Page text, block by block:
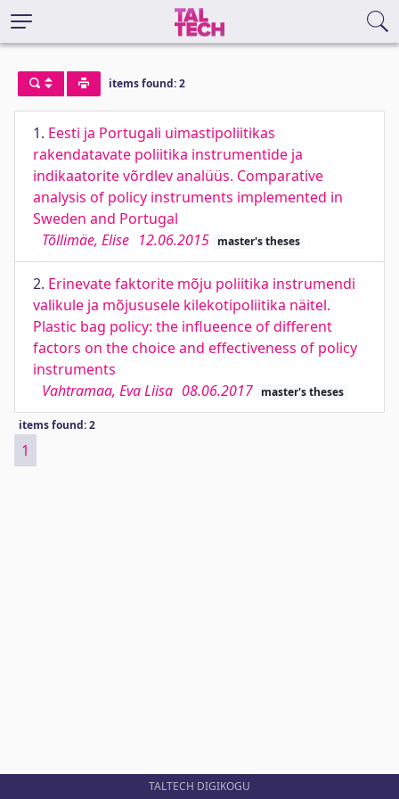
items found: 2
1. Eesti ja Portugali uimastipoliitikas
rakendatavate poliitika instrumentide ja
indikaatorite võrdlev analüüs. Comparative
analysis of policy instruments implemented in
Sweden and Portugal
Tõllimäe, Elise 12.06.2015 master's theses
2. Erinevate faktorite mõju poliitika instrumendi
valikule ja mõjususele kilekotipoliitika näitel.
Plastic bag policy: the influeence of different
factors on the choice and effectiveness of policy
instruments
Vahtramaa, Eva Liisa 08.06.2017 master's theses
items found: 2
1
TALTECH DIGIKOGU